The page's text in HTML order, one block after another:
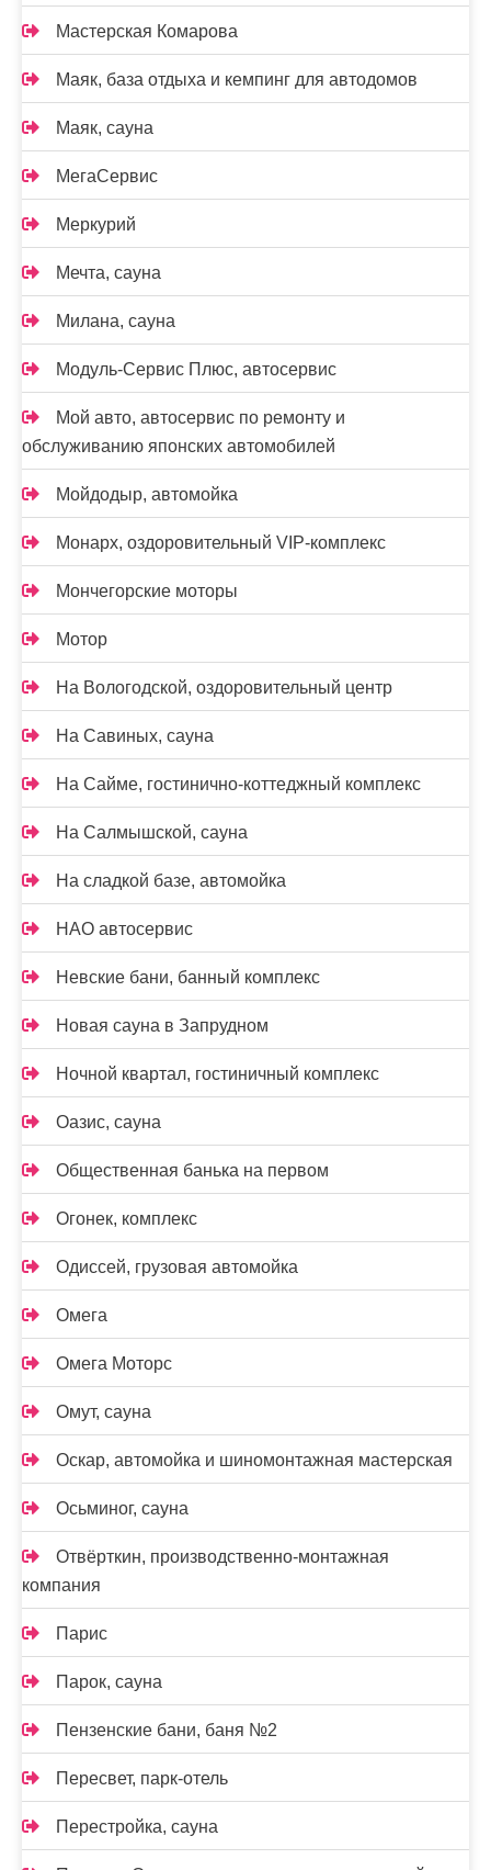
Мастерская Комарова
Маяк, база отдыха и кемпинг для автодомов
Маяк, сауна
МегаСервис
Меркурий
Мечта, сауна
Милана, сауна
Модуль-Сервис Плюс, автосервис
Мой авто, автосервис по ремонту и
обслуживанию японских автомобилей
Мойдодыр, автомойка
Монарх, оздоровительный VIP-комплекс
Мончегорские моторы
Мотор
На Вологодской, оздоровительный центр
На Савиных, сауна
На Сайме, гостинично-коттеджный комплекс
На Салмышской, сауна
На сладкой базе, автомойка
НАО автосервис
Невские бани, банный комплекс
Новая сауна в Запрудном
Ночной квартал, гостиничный комплекс
Оазис, сауна
Общественная банька на первом
Огонек, комплекс
Одиссей, грузовая автомойка
Омега
Омега Моторс
Омут, сауна
Оскар, автомойка и шиномонтажная мастерская
Осьминог, сауна
Отвёрткин, производственно-монтажная
компания
Парис
Парок, сауна
Пензенские бани, баня №2
Пересвет, парк-отель
Перестройка, сауна